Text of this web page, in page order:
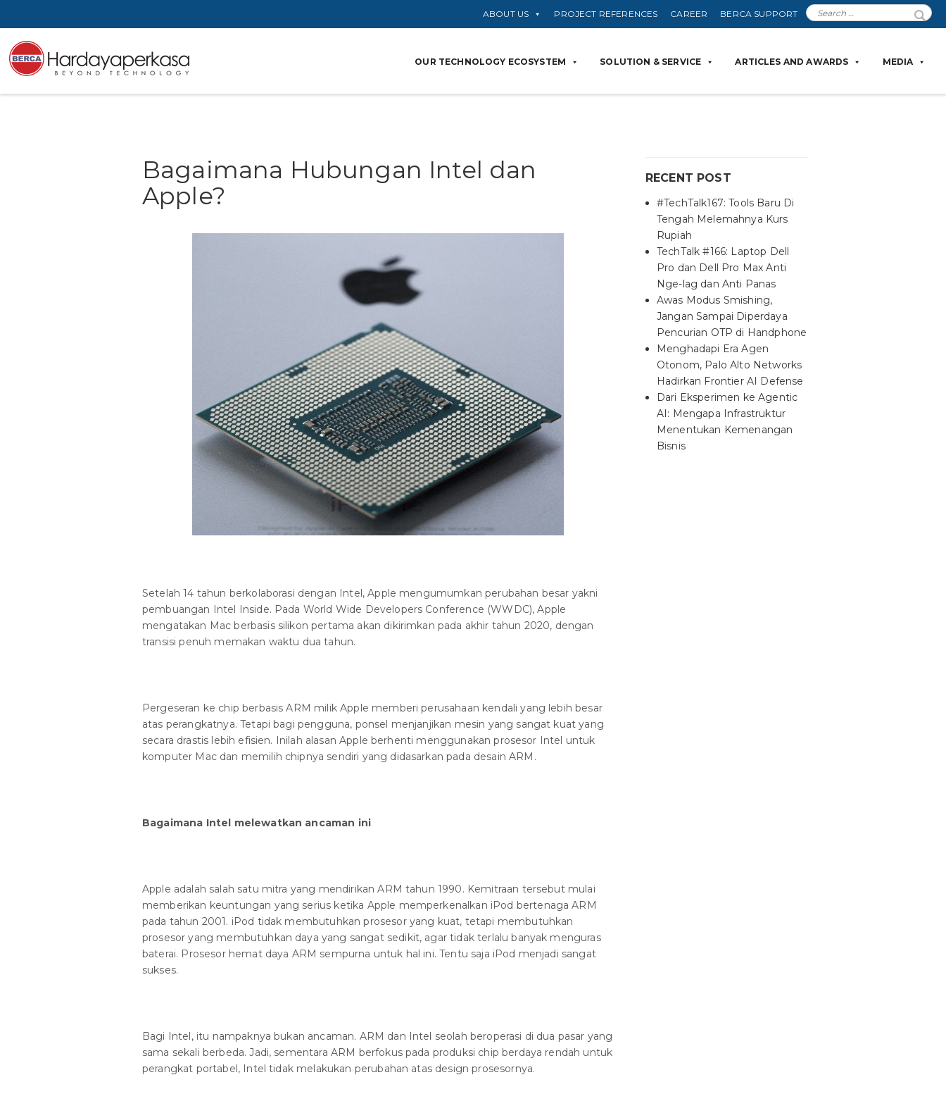
ABOUT US PROJECT REFERENCES CAREER BERCA SUPPORT
OUR TECHNOLOGY ECOSYSTEM SOLUTION & SERVICE ARTICLES AND AWARDS MEDIA
Bagaimana Hubungan Intel dan
Apple?
Setelah 14 tahun berkolaborasi dengan Intel, Apple mengumumkan perubahan besar yakni
pembuangan Intel Inside. Pada World Wide Developers Conference (WWDC), Apple
mengatakan Mac berbasis silikon pertama akan dikirimkan pada akhir tahun 2020, dengan
transisi penuh memakan waktu dua tahun.
Pergeseran ke chip berbasis ARM milik Apple memberi perusahaan kendali yang lebih besar
atas perangkatnya. Tetapi bagi pengguna, ponsel menjanjikan mesin yang sangat kuat yang
secara drastis lebih efisien. Inilah alasan Apple berhenti menggunakan prosesor Intel untuk
komputer Mac dan memilih chipnya sendiri yang didasarkan pada desain ARM.
Bagaimana Intel melewatkan ancaman ini
Apple adalah salah satu mitra yang mendirikan ARM tahun 1990. Kemitraan tersebut mulai
memberikan keuntungan yang serius ketika Apple memperkenalkan iPod bertenaga ARM
pada tahun 2001. iPod tidak membutuhkan prosesor yang kuat, tetapi membutuhkan
prosesor yang membutuhkan daya yang sangat sedikit, agar tidak terlalu banyak menguras
baterai. Prosesor hemat daya ARM sempurna untuk hal ini. Tentu saja iPod menjadi sangat
sukses.
Bagi Intel, itu nampaknya bukan ancaman. ARM dan Intel seolah beroperasi di dua pasar yang
sama sekali berbeda. Jadi, sementara ARM berfokus pada produksi chip berdaya rendah untuk
perangkat portabel, Intel tidak melakukan perubahan atas design prosesornya.
RECENT POST
#TechTalk167: Tools Baru Di
Tengah Melemahnya Kurs
Rupiah
TechTalk #166: Laptop Dell
Pro dan Dell Pro Max Anti
Nge-lag dan Anti Panas
Awas Modus Smishing,
Jangan Sampai Diperdaya
Pencurian OTP di Handphone
Menghadapi Era Agen
Otonom, Palo Alto Networks
Hadirkan Frontier AI Defense
Dari Eksperimen ke Agentic
AI: Mengapa Infrastruktur
Menentukan Kemenangan
Bisnis